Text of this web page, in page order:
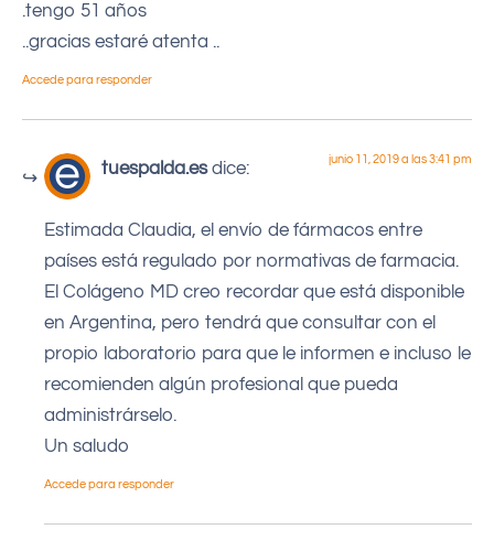
.tengo 51 años
..gracias estaré atenta ..
Accede para responder
tuespalda.es dice: junio 11, 2019 a las 3:41 pm
Estimada Claudia, el envío de fármacos entre
países está regulado por normativas de farmacia.
El Colágeno MD creo recordar que está disponible
en Argentina, pero tendrá que consultar con el
propio laboratorio para que le informen e incluso le
recomienden algún profesional que pueda
administrárselo.
Un saludo
Accede para responder